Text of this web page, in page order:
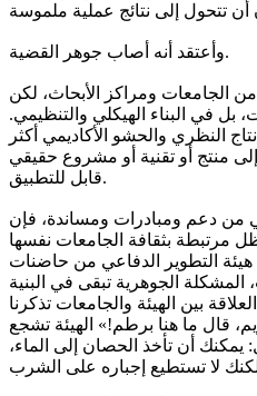
وأعتقد أنه أصاب جوهر القضية.
من الجامعات ومراكز الأبحاث، لكن
بل في البناء الهيكلي والتنظيمي.
النظري والحشو الأكاديمي أكثر
منتج أو تقنية أو مشروع حقيقي
قابل للتطبيق.
من دعم ومبادرات ومساندة، فإن
مرتبطة بثقافة الجامعات نفسها
التطوير الدفاعي من حاضنات
الجوهرية تبقى في البنية
بين الهيئة والجامعات تذكرنا
قال ما هنا برطم!» الهيئة تشجع
يمكنك أن تأخذ الحصان إلى الماء،